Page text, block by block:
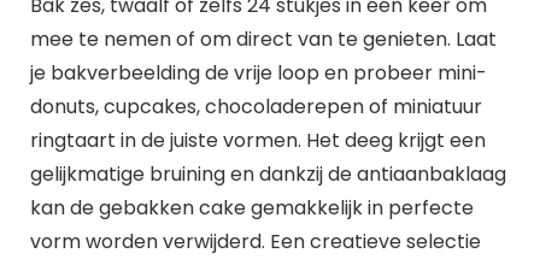
mee te nemen of om direct van te genieten. Laat
je bakverbeelding de vrije loop en probeer mini-
donuts, cupcakes, chocoladerepen of miniatuur
ringtaart in de juiste vormen. Het deeg krijgt een
gelijkmatige bruining en dankzij de antiaanbaklaag
kan de gebakken cake gemakkelijk in perfecte
vorm worden verwijderd. Een creatieve selectie